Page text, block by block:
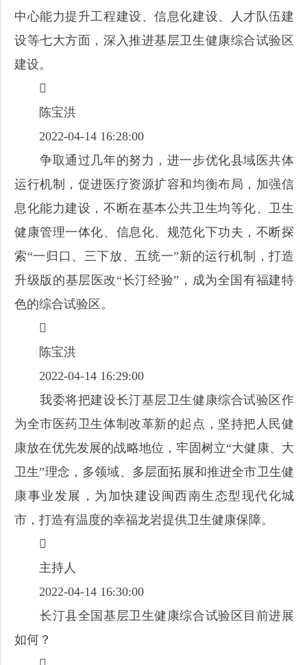
中心能力提升工程建设、信息化建设、人才队伍建
设等七大方面，深入推进基层卫生健康综合试验区
建设。

陈宝洪
2022-04-14 16:28:00
争取通过几年的努力，进一步优化县域医共体
运行机制，促进医疗资源扩容和均衡布局，加强信
息化能力建设，不断在基本公共卫生均等化、卫生
健康管理一体化、信息化、规范化下功夫，不断探
索“一归口、三下放、五统一”新的运行机制，打造
升级版的基层医改“长汀经验”，成为全国有福建特
色的综合试验区。

陈宝洪
2022-04-14 16:29:00
我委将把建设长汀基层卫生健康综合试验区作
为全市医药卫生体制改革新的起点，坚持把人民健
康放在优先发展的战略地位，牢固树立“大健康、大
卫生”理念，多领域、多层面拓展和推进全市卫生健
康事业发展，为加快建设闽西南生态型现代化城
市，打造有温度的幸福龙岩提供卫生健康保障。

主持人
2022-04-14 16:30:00
长汀县全国基层卫生健康综合试验区目前进展
如何？